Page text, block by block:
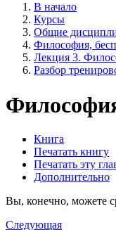
В начало
Курсы
Общие
Философия,
Лекция 3.
Разбор
Книга
Печатать книгу
Печатать эту
Дополнительно
Вы, конечно, можете
Следующая